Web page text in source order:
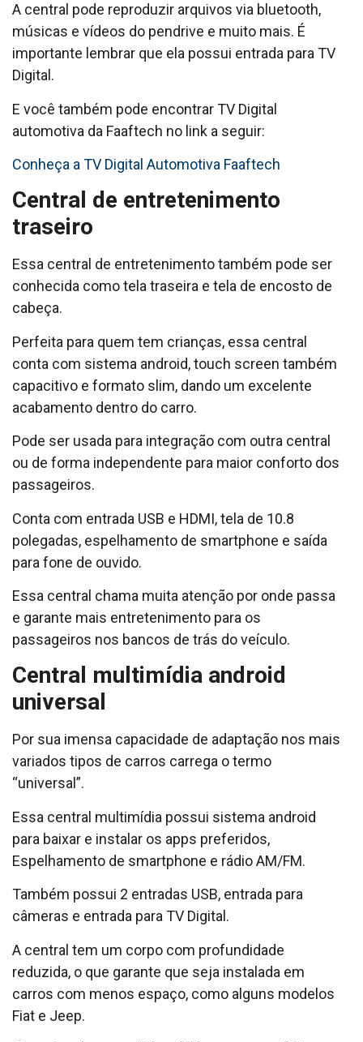
A central pode reproduzir arquivos via bluetooth,
músicas e vídeos do pendrive e muito mais. É
importante lembrar que ela possui entrada para TV
Digital.
E você também pode encontrar TV Digital
automotiva da Faaftech no link a seguir:
Conheça a TV Digital Automotiva Faaftech
Central de entretenimento
traseiro
Essa central de entretenimento também pode ser
conhecida como tela traseira e tela de encosto de
cabeça.
Perfeita para quem tem crianças, essa central
conta com sistema android, touch screen também
capacitivo e formato slim, dando um excelente
acabamento dentro do carro.
Pode ser usada para integração com outra central
ou de forma independente para maior conforto dos
passageiros.
Conta com entrada USB e HDMI, tela de 10.8
polegadas, espelhamento de smartphone e saída
para fone de ouvido.
Essa central chama muita atenção por onde passa
e garante mais entretenimento para os
passageiros nos bancos de trás do veículo.
Central multimídia android
universal
Por sua imensa capacidade de adaptação nos mais
variados tipos de carros carrega o termo
“universal”.
Essa central multimídia possui sistema android
para baixar e instalar os apps preferidos,
Espelhamento de smartphone e rádio AM/FM.
Também possui 2 entradas USB, entrada para
câmeras e entrada para TV Digital.
A central tem um corpo com profundidade
reduzida, o que garante que seja instalada em
carros com menos espaço, como alguns modelos
Fiat e Jeep.